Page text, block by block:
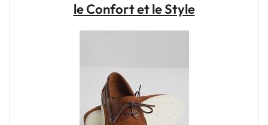
le Confort et le Style